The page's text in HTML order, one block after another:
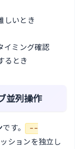
しいとき
イミング確認
るとき
並列操作
です。
--
ションを独立し